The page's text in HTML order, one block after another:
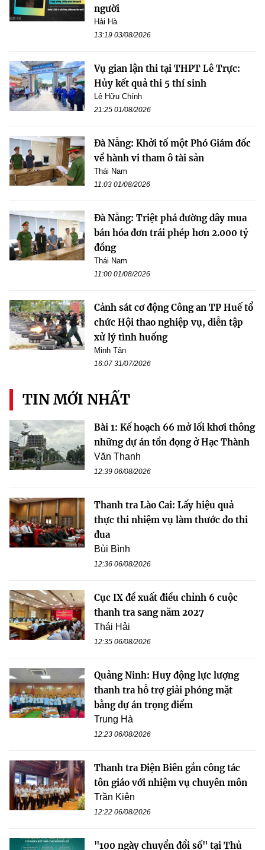
người
Hải Hà
13:19 03/08/2026
Vụ gian lận thi tại THPT Lê Trực:
Hủy kết quả thi 5 thí sinh
Lê Hữu Chính
21:25 01/08/2026
Đà Nẵng: Khởi tố một Phó Giám đốc
về hành vi tham ô tài sản
Thái Nam
11:03 01/08/2026
Đà Nẵng: Triệt phá đường dây mua
bán hóa đơn trái phép hơn 2.000 tỷ
đồng
Thái Nam
11:00 01/08/2026
Cảnh sát cơ động Công an TP Huế tổ
chức Hội thao nghiệp vụ, diễn tập
xử lý tình huống
Minh Tân
16:07 31/07/2026
TIN MỚI NHẤT
Bài 1: Kế hoạch 66 mở lối khơi thông
những dự án tồn đọng ở Hạc Thành
Văn Thanh
12:39 06/08/2026
Thanh tra Lào Cai: Lấy hiệu quả
thực thi nhiệm vụ làm thước đo thi
đua
Bùi Bình
12:36 06/08/2026
Cục IX đề xuất điều chỉnh 6 cuộc
thanh tra sang năm 2027
Thái Hải
12:35 06/08/2026
Quảng Ninh: Huy động lực lượng
thanh tra hỗ trợ giải phóng mặt
bằng dự án trọng điểm
Trung Hà
12:23 06/08/2026
Thanh tra Điện Biên gắn công tác
tôn giáo với nhiệm vụ chuyên môn
Trần Kiên
12:22 06/08/2026
"100 ngày chuyển đổi số" tại Thủ